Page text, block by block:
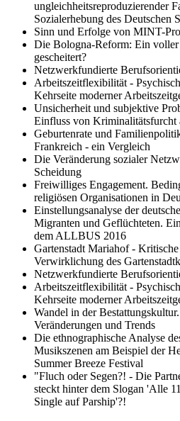
ungleichheitsreproduzierender
Sozialerhebung des Deutschen
Sinn und Erfolge von MINT-
Die Bologna-Reform: Ein
gescheitert?
Netzwerkfundierte
Arbeitszeitflexibilität -
Kehrseite moderner
Unsicherheit und subjektive
Einfluss von Kriminalitätsfurcht
Geburtenrate und
Frankreich - ein Vergleich
Die Veränderung sozialer
Scheidung
Freiwilliges Engagement.
religiösen Organisationen in
Einstellungsanalyse der
Migranten und Geflüchteten.
dem ALLBUS 2016
Gartenstadt Mariahof -
Verwirklichung des
Netzwerkfundierte
Arbeitszeitflexibilität -
Kehrseite moderner
Wandel in der
Veränderungen und Trends
Die ethnographische Analyse
Musikszenen am Beispiel der
Summer Breeze Festival
"Fluch oder Segen?! - Die
steckt hinter dem Slogan 'Alle
Single auf Parship'?!